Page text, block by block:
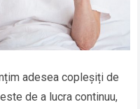
adesea copleșiți de
de a lucra continuu,